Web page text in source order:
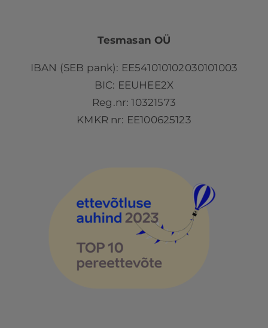
Tesmasan OÜ
IBAN (SEB pank): EE541010102030101003
BIC: EEUHEE2X
Reg.nr: 10321573
KMKR nr: EE100625123